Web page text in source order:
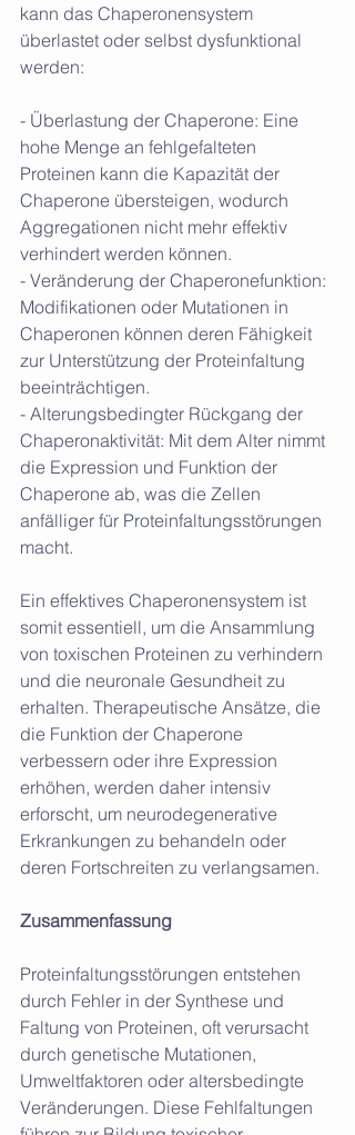
kann das Chaperonensystem
überlastet oder selbst dysfunktional
werden:
- Überlastung der Chaperone: Eine
hohe Menge an fehlgefalteten
Proteinen kann die Kapazität der
Chaperone übersteigen, wodurch
Aggregationen nicht mehr effektiv
verhindert werden können.
- Veränderung der Chaperonefunktion:
Modifikationen oder Mutationen in
Chaperonen können deren Fähigkeit
zur Unterstützung der Proteinfaltung
beeinträchtigen.
- Alterungsbedingter Rückgang der
Chaperonaktivität: Mit dem Alter nimmt
die Expression und Funktion der
Chaperone ab, was die Zellen
anfälliger für Proteinfaltungsstörungen
macht.
Ein effektives Chaperonensystem ist
somit essentiell, um die Ansammlung
von toxischen Proteinen zu verhindern
und die neuronale Gesundheit zu
erhalten. Therapeutische Ansätze, die
die Funktion der Chaperone
verbessern oder ihre Expression
erhöhen, werden daher intensiv
erforscht, um neurodegenerative
Erkrankungen zu behandeln oder
deren Fortschreiten zu verlangsamen.
Zusammenfassung
Proteinfaltungsstörungen entstehen
durch Fehler in der Synthese und
Faltung von Proteinen, oft verursacht
durch genetische Mutationen,
Umweltfaktoren oder altersbedingte
Veränderungen. Diese Fehlfaltungen